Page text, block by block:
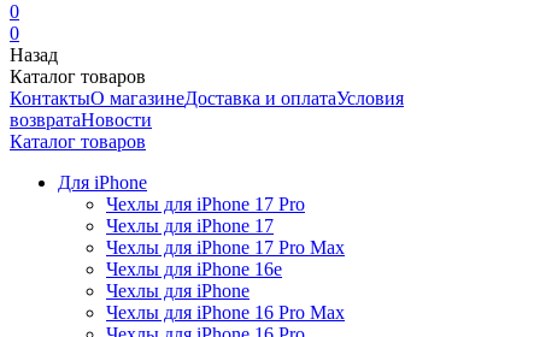
0
0
Назад
Каталог товаров
КонтактыО магазинеДоставка и оплатаУсловия
возвратаНовости
Каталог товаров
Для iPhone
Чехлы для iPhone 17 Pro
Чехлы для iPhone 17
Чехлы для iPhone 17 Pro Max
Чехлы для iPhone 16e
Чехлы для iPhone
Чехлы для iPhone 16 Pro Max